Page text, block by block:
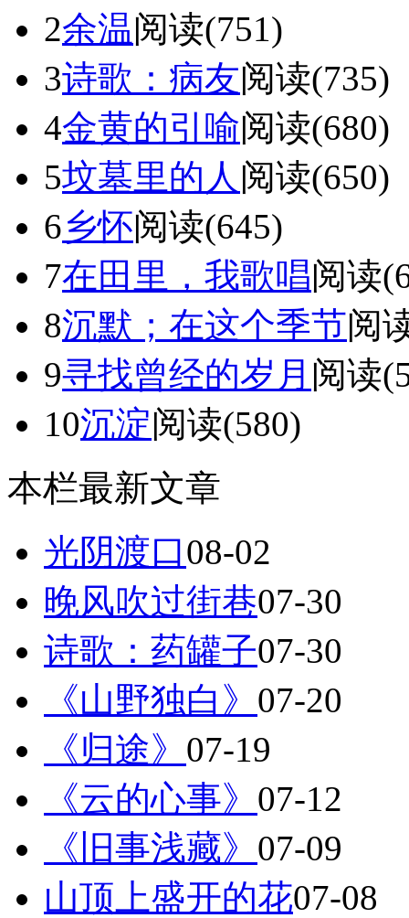
2余温阅读(751)
3诗歌：病友阅读(735)
4金黄的引喻阅读(680)
5坟墓里的人 阅读(650)
6乡怀阅读(645)
7在田里，我歌唱阅读
8沉默；在这个季节阅
9寻找曾经的岁月 阅读
10沉淀阅读(580)
本栏最新文章
光阴渡口08-02
晚风吹过街巷07-30
诗歌：药罐子07-30
《山野独白》 07-20
《归途》 07-19
《云的心事》 07-12
《旧事浅藏》 07-09
山顶上盛开的花07-08